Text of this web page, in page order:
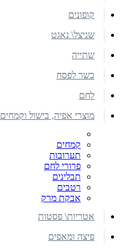
קופונים
שניצל\ נאגט
שתייה
כשר לפסח
לחם
מוצרי אפיה, בישול וקמחים
קמחים
תערובות
פרורי לחם
תבלינים
רטבים
אבקת מרק
אטריות\ פסטות
פיצה ומאפים